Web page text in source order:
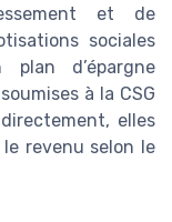
et de
sociales
plan d’épargne
à la CSG
elles
revenu selon le